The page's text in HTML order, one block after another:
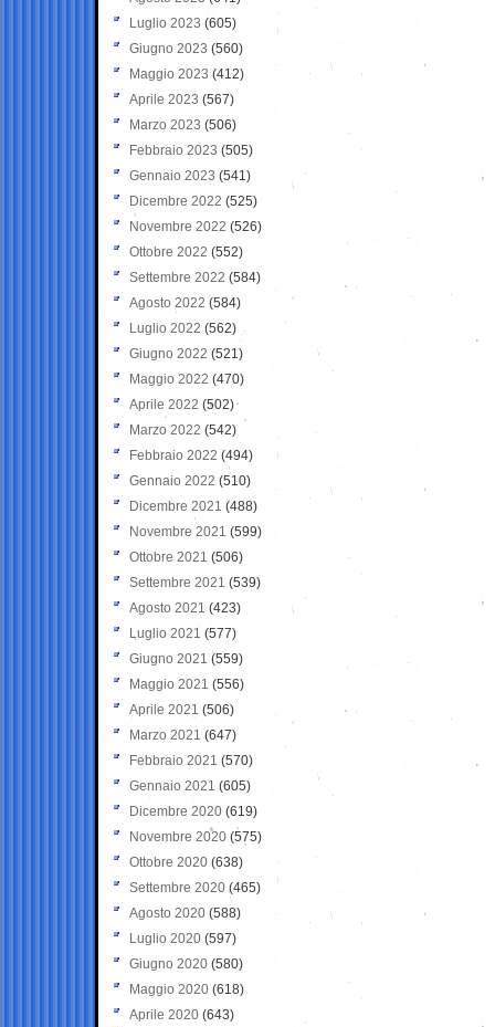
Luglio 2023 (605)
Giugno 2023 (560)
Maggio 2023 (412)
Aprile 2023 (567)
Marzo 2023 (506)
Febbraio 2023 (505)
Gennaio 2023 (541)
Dicembre 2022 (525)
Novembre 2022 (526)
Ottobre 2022 (552)
Settembre 2022 (584)
Agosto 2022 (584)
Luglio 2022 (562)
Giugno 2022 (521)
Maggio 2022 (470)
Aprile 2022 (502)
Marzo 2022 (542)
Febbraio 2022 (494)
Gennaio 2022 (510)
Dicembre 2021 (488)
Novembre 2021 (599)
Ottobre 2021 (506)
Settembre 2021 (539)
Agosto 2021 (423)
Luglio 2021 (577)
Giugno 2021(559)
Maggio 2021 (556)
Aprile 2021 (506)
Marzo 2021 (647)
Febbraio 2021 (570)
Gennaio 2021 (605)
Dicembre 2020 (619)
Novembre 2020 (575)
Ottobre 2020 (638)
Settembre 2020(465)
Agosto 2020 (588)
Luglio 2020 (597)
Giugno 2020 (580)
Maggio 2020 (618)
Aprile 2020 (643)